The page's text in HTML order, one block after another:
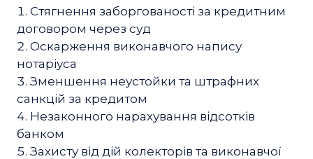
Стягнення заборгованості за кредитним
договором через суд
Оскарження виконавчого напису
нотаріуса
Зменшення неустойки та штрафних
санкцій за кредитом
Незаконного нарахування відсотків
банком
Захисту від дій колекторів та виконавчої